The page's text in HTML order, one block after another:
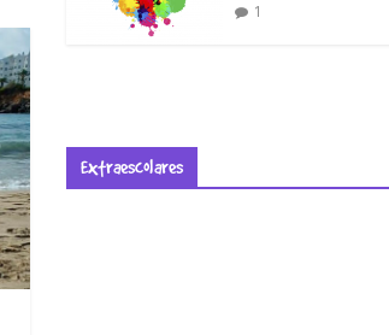
1
Extraescolares